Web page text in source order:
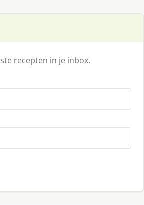
recepten in je inbox.